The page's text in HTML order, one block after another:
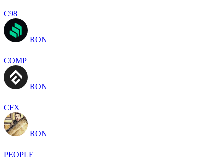
C98
RON
COMP
RON
CFX
RON
PEOPLE